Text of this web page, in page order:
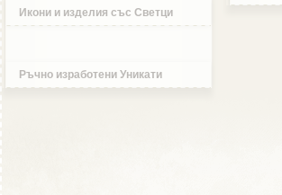
Икони и изделия със Светци
Ръчно изработени Уникати